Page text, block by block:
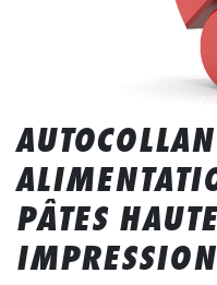
PÂTES